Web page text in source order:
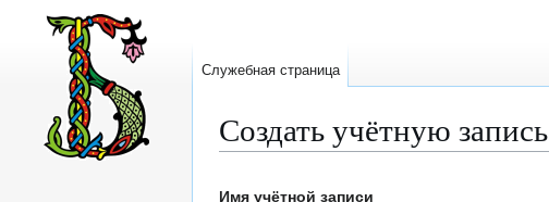
Создать учётную запись
Имя учётной записи
Служебная страница